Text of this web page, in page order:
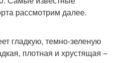
рассмотрим далее.
гладкую, темно-зеленую
плотная и хрустящая –